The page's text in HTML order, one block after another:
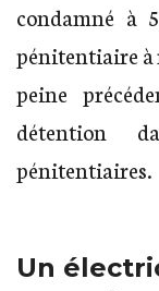
condamné à
pénitentiaire à
peine
détention
pénitentiaires.
Un